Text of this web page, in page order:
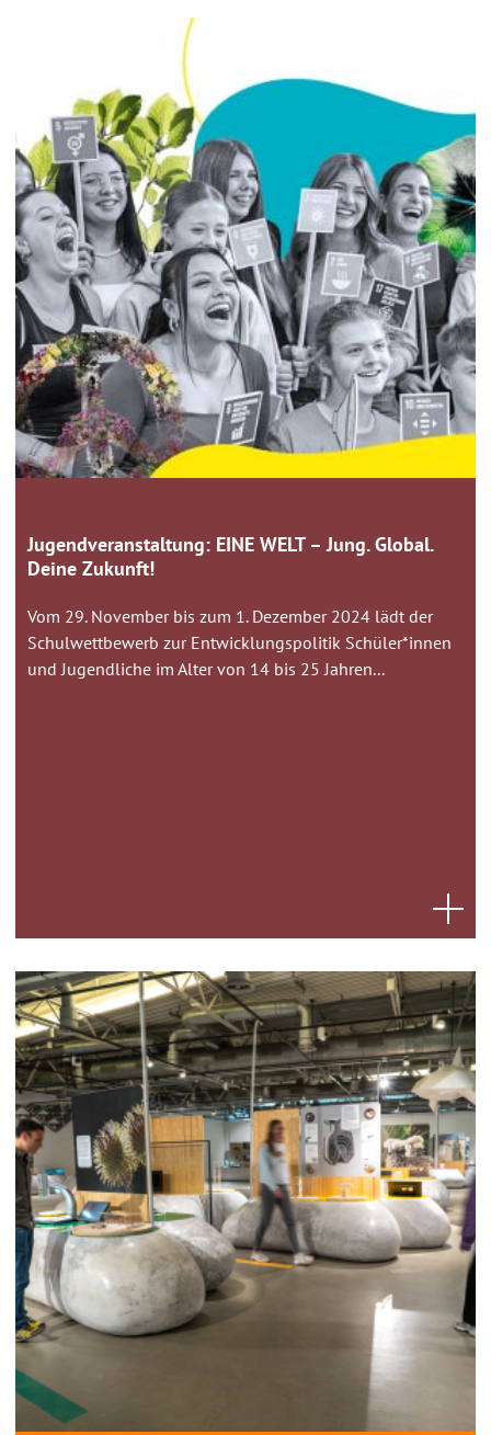
Jugendveranstaltung: EINE WELT – Jung. Global.
Deine Zukunft!
Vom 29. November bis zum 1. Dezember 2024 lädt der
Schulwettbewerb zur Entwicklungspolitik Schüler*innen
und Jugendliche im Alter von 14 bis 25 Jahren...